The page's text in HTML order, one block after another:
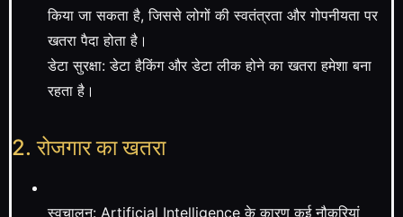
किया जा सकता है, जिससे लोगों की स्वतंत्रता और गोपनीयता पर
खतरा पैदा होता है।
डेटा सुरक्षा: डेटा हैकिंग और डेटा लीक होने का खतरा हमेशा बना
रहता है।
2. रोजगार का खतरा
स्वचालन: Artificial Intelligence के कारण कई नौकरियां